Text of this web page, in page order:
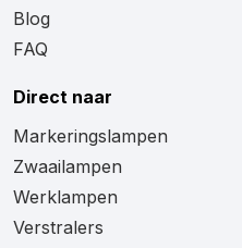
Blog
FAQ
Direct naar
Markeringslampen
Zwaailampen
Werklampen
Verstralers